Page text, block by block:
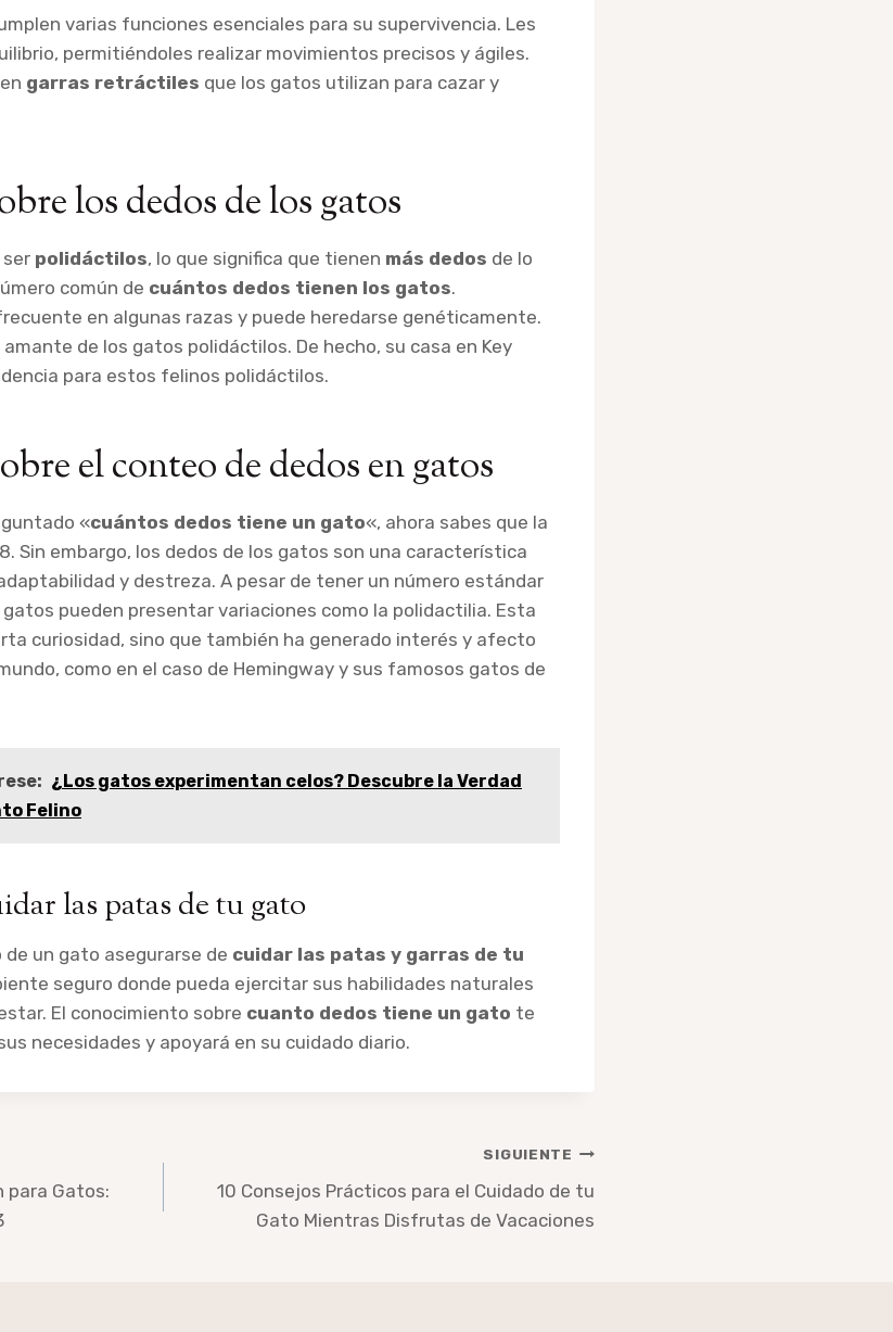
varias funciones esenciales para su supervivencia. Les
permitiéndoles realizar movimientos precisos y ágiles.
garras retráctiles que los gatos utilizan para cazar y
los dedos de los gatos
polidáctilos, lo que significa que tienen más dedos de lo
común de cuántos dedos tienen los gatos.
en algunas razas y puede heredarse genéticamente.
de los gatos polidáctilos. De hecho, su casa en Key
para estos felinos polidáctilos.
el conteo de dedos en gatos
«cuántos dedos tiene un gato«, ahora sabes que la
Sin embargo, los dedos de los gatos son una característica
y destreza. A pesar de tener un número estándar
pueden presentar variaciones como la polidactilia. Esta
curiosidad, sino que también ha generado interés y afecto
como en el caso de Hemingway y sus famosos gatos de
¿Los gatos experimentan celos? Descubre la Verdad
Felino
las patas de tu gato
un gato asegurarse de cuidar las patas y garras de tu
seguro donde pueda ejercitar sus habilidades naturales
El conocimiento sobre cuanto dedos tiene un gato te
necesidades y apoyará en su cuidado diario.
para Gatos:
SIGUIENTE
10 Consejos Prácticos para el Cuidado de tu
Gato Mientras Disfrutas de Vacaciones